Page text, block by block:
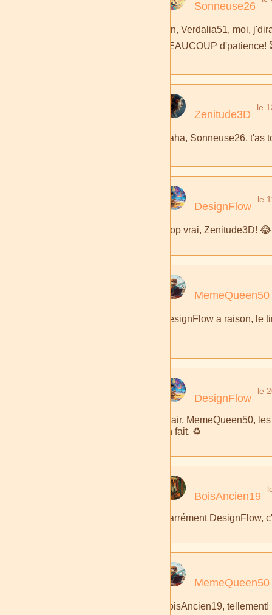
Sonneuse26
Bin, Verdalia51, moi,
BEAUCOUP d'patience!
Zenitude3D
le
Haha, Sonneuse26, t'as
DesignFlow
le
Trop vrai, Zenitude3D!
MemeQueen50
DesignFlow a raison, le
🤩
DesignFlow
le
Clair, MemeQueen50,
en fait. ♻️
BoisAncien19
Carrément DesignFlow,
MemeQueen50
BoisAncien19,